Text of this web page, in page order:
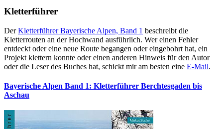
Kletterführer
DerKletterführer Bayerische Alpen, Band 1 beschreibt die
Kletterrouten an der Hochwand ausführlich. Wer einen Fehler
entdeckt oder eine neue Route begangen oder eingebohrt hat, ein
Projekt klettern konnte oder einen anderen Hinweis für den Autor
oder die Leser des Buches hat, schickt mir am besten eine E-Mail.
Bayerische Alpen Band 1: Kletterführer Berchtesgaden bis
Aschau